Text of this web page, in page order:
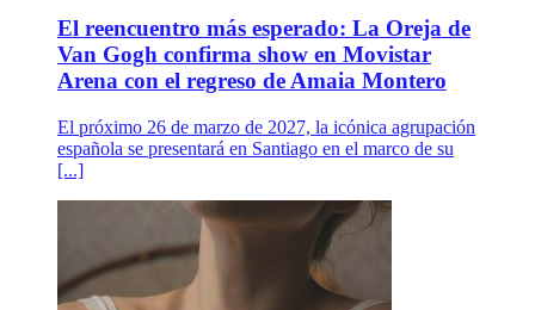
El reencuentro más esperado: La Oreja de
Van Gogh confirma show en Movistar
Arena con el regreso de Amaia Montero
El próximo 26 de marzo de 2027, la icónica agrupación
española se presentará en Santiago en el marco de su
[...]